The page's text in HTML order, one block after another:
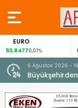
EURO
0,01%
6 Ağustos 2026 -
Kurtarma